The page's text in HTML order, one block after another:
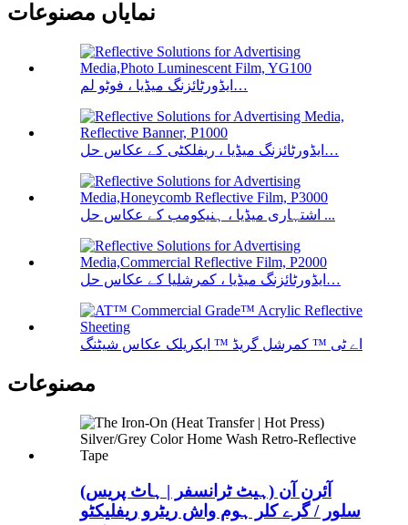
نمایاں مصنوعات
ایڈورٹائزنگ میڈیا ، فوٹو لم…
ایڈورٹائزنگ میڈیا ، ریفلکٹی کے عکاس حل…
اشتہاری میڈیا ، ہنیکومب کے عکاس حل ...
ایڈورٹائزنگ میڈیا ، کمرشلیا کے عکاس حل…
اے ٹی ™ کمرشل گریڈ ™ ایکریلک عکاس شیٹنگ
مصنوعات
آئرن آن (ہیٹ ٹرانسفر | ہاٹ پریس)
سلور / گرے کلر ہوم واش ریٹرو ریفلیکٹو